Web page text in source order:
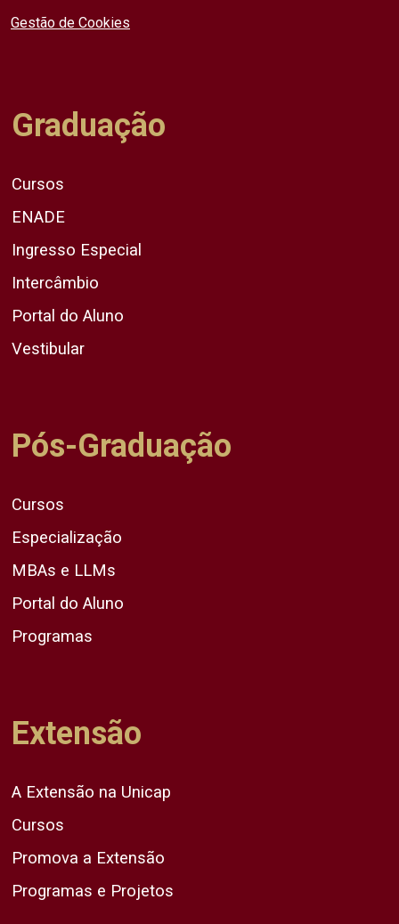
Gestão de Cookies
Graduação
Cursos
ENADE
Ingresso Especial
Intercâmbio
Portal do Aluno
Vestibular
Pós-Graduação
Cursos
Especialização
MBAs e LLMs
Portal do Aluno
Programas
Extensão
A Extensão na Unicap
Cursos
Promova a Extensão
Programas e Projetos